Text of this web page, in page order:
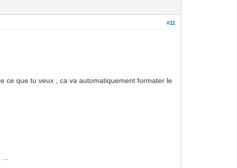
#11
ce que tu veux , ca va automatiquement formater le